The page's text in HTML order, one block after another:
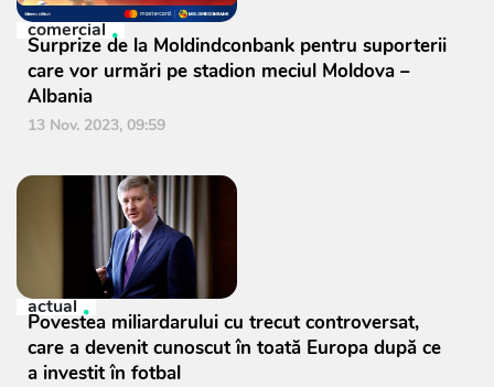
comercial
Surprize de la Moldindconbank pentru suporterii
care vor urmări pe stadion meciul Moldova –
Albania
13 Nov. 2023, 09:59
actual
Povestea miliardarului cu trecut controversat,
care a devenit cunoscut în toată Europa după ce
a investit în fotbal